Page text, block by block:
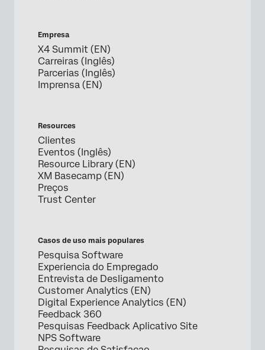
Empresa
X4 Summit (EN)
Carreiras (Inglês)
Parcerias (Inglês)
Imprensa (EN)
Resources
Clientes
Eventos (Inglês)
Resource Library (EN)
XM Basecamp (EN)
Preços
Trust Center
Casos de uso mais populares
Pesquisa Software
Experiencia do Empregado
Entrevista de Desligamento
Customer Analytics (EN)
Digital Experience Analytics (EN)
Feedback 360
Pesquisas Feedback Aplicativo Site
NPS Software